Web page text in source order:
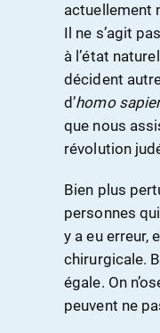
actuellement
Il ne s’agit
à l’état
décident
d’homo
que nous
révolution
Bien plus
personnes
y a eu erreur,
chirurgicale.
égale. On
peuvent ne